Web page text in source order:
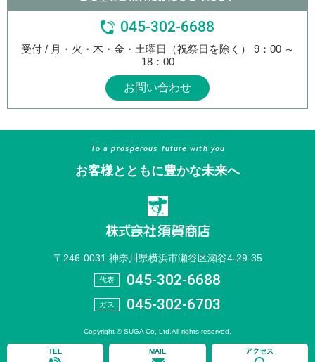
045-302-6688
受付 / 月・火・木・金・土曜日（祝祭日を除く） 9：00 ～
18：00
お問い合わせ
To a prosperous future with you
お客様とともに豊かな未来へ
〒246-0031 神奈川県横浜市瀬谷区瀬谷4-29-35
代表 045-302-6688
ガス 045-302-6703
Copyright © SUGA Co, Ltd.All rights reserved.
TEL MAIL アクセス